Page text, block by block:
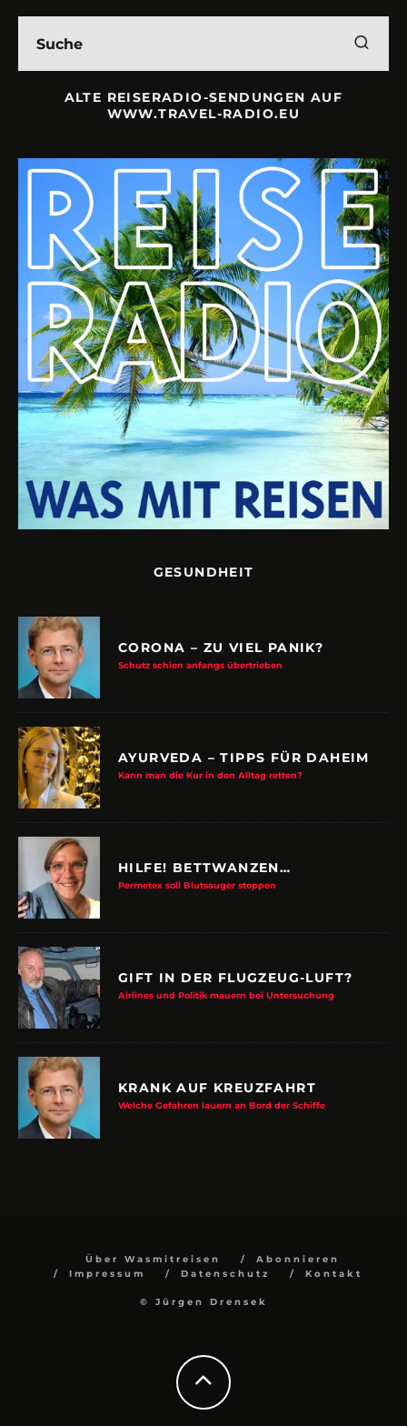
ALTE REISERADIO-SENDUNGEN AUF
WWW.TRAVEL-RADIO.EU
GESUNDHEIT
CORONA – ZU VIEL PANIK?
Schutz schien anfangs übertrieben
AYURVEDA – TIPPS FÜR DAHEIM
Kann man die Kur in den Alltag retten?
HILFE! BETTWANZEN…
Permetex soll Blutsauger stoppen
GIFT IN DER FLUGZEUG-LUFT?
Airlines und Politik mauern bei Untersuchung
KRANK AUF KREUZFAHRT
Welche Gefahren lauern an Bord der Schiffe
Über Wasmitreisen
Abonnieren
Impressum
Datenschutz Kontakt
© Jürgen Drensek